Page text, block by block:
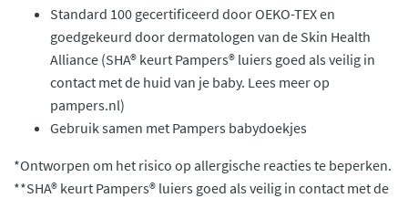
Standard 100 gecertificeerd door OEKO-TEX en
goedgekeurd door dermatologen van de Skin Health
Alliance (SHA® keurt Pampers® luiers goed als veilig in
contact met de huid van je baby. Lees meer op
pampers.nl)
Gebruik samen met Pampers babydoekjes
*Ontworpen om het risico op allergische reacties te beperken.
**SHA® keurt Pampers® luiers goed als veilig in contact met de